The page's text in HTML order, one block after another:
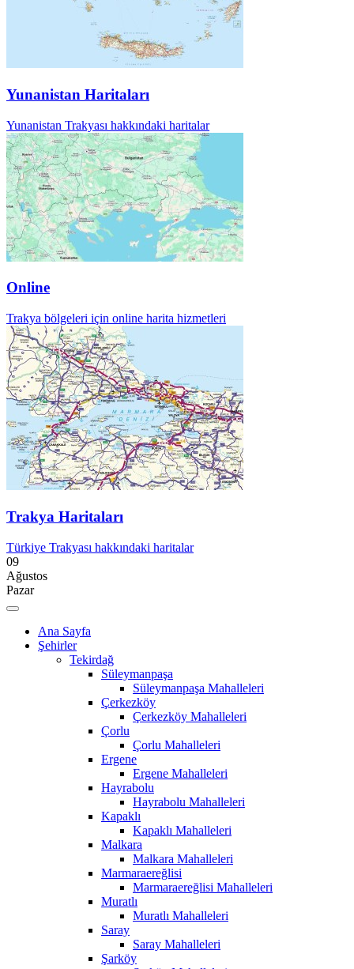
Yunanistan Haritaları
Yunanistan Trakyası hakkındaki haritalar
Online
Trakya bölgeleri için online harita hizmetleri
Trakya Haritaları
Türkiye Trakyası hakkındaki haritalar
09
Ağustos
Pazar
Ana Sayfa
Şehirler
Tekirdağ
Süleymanpaşa
Süleymanpaşa Mahalleleri
Çerkezköy
Çerkezköy Mahalleleri
Çorlu
Çorlu Mahalleleri
Ergene
Ergene Mahalleleri
Hayrabolu
Hayrabolu Mahalleleri
Kapaklı
Kapaklı Mahalleleri
Malkara
Malkara Mahalleleri
Marmaraereğlisi
Marmaraereğlisi Mahalleleri
Muratlı
Muratlı Mahalleleri
Saray
Saray Mahalleleri
Şarköy